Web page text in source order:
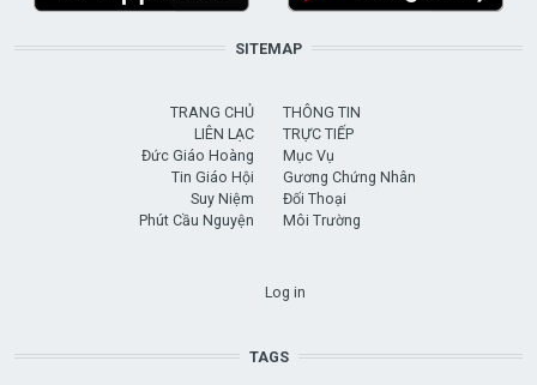
SITEMAP
TRANG CHỦ
LIÊN LẠC
Đức Giáo Hoàng
Tin Giáo Hội
Suy Niệm
Phút Cầu Nguyện
THÔNG TIN
TRỰC TIẾP
Mục Vụ
Gương Chứng Nhân
Đối Thoại
Môi Trường
Log in
TAGS